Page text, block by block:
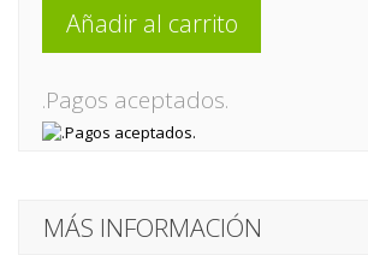
Añadir al carrito
.Pagos aceptados.
MÁS INFORMACIÓN